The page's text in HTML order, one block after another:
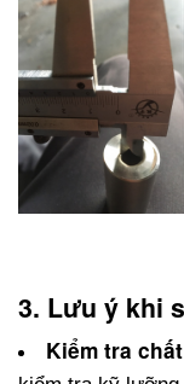
3. Lưu ý khi
Kiểm tra